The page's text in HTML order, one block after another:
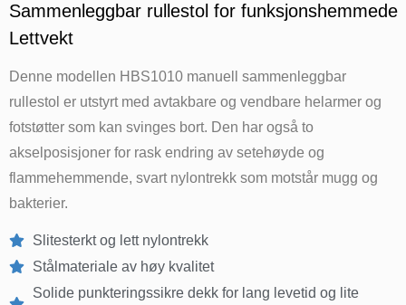
Sammenleggbar rullestol for funksjonshemmede
Lettvekt
Denne modellen HBS1010 manuell sammenleggbar
rullestol er utstyrt med avtakbare og vendbare helarmer og
fotstøtter som kan svinges bort. Den har også to
akselposisjoner for rask endring av setehøyde og
flammehemmende, svart nylontrekk som motstår mugg og
bakterier.
Slitesterkt og lett nylontrekk
Stålmateriale av høy kvalitet
Solide punkteringssikre dekk for lang levetid og lite